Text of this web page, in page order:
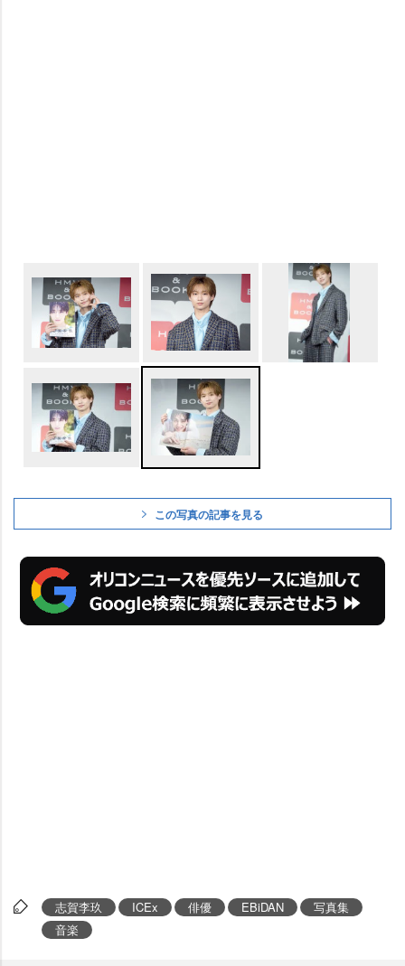
この写真の記事を見る
志賀李玖 ICEx 俳優 EBiDAN
写真集
音楽